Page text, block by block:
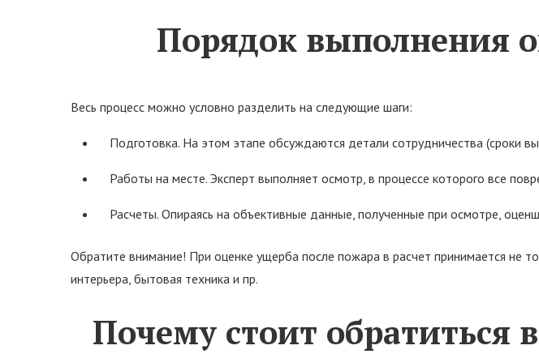
Порядок выполнения
Весь процесс можно условно разделить на следующие шаги:
Подготовка. На этом этапе обсуждаются детали сотрудничества (сроки
Работы на месте. Эксперт выполняет осмотр, в процессе которого все
Расчеты. Опираясь на объективные данные, полученные при осмотре,
Обратите внимание! При оценке ущерба после пожара в расчет принимается
интерьера, бытовая техника и пр.
Почему стоит